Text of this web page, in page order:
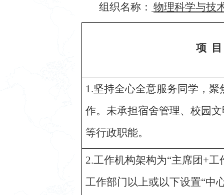
组织名称： 物理科学与技
项 目
1.坚持全心全意服务同学，
作。未承担宿舍管理、校园
等行政职能。
2.工作机构架构为“主席团+工
工作部门以上或以下设置“中